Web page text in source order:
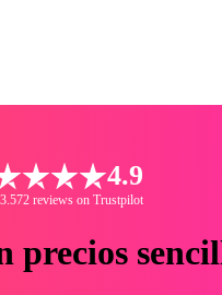
4.9
reviews on Trustpilot
precios